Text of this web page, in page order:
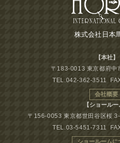
株式会社日本
【本社】
〒183-0013 東京都府中
TEL.042-362-3511
会社概要
【ショールー
〒156-0053 東京都世田谷区桜
TEL.03-5451-7311
ショールームに